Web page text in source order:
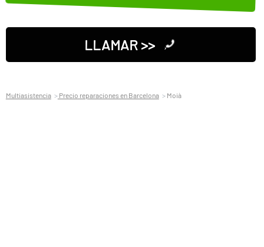
LLAMAR >>
Multiasistencia Precio reparaciones en Barcelona Moià